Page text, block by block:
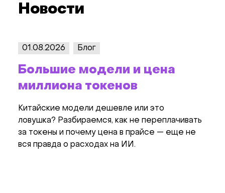
Новости
01.08.2026 Блог
Большие модели и цена
миллиона токенов
Китайские модели дешевле или это
ловушка? Разбираемся, как не переплачивать
за токены и почему цена в прайсе — еще не
вся правда о расходах на ИИ.